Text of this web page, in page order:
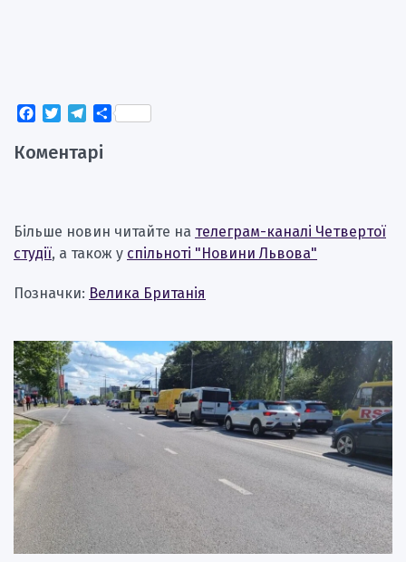
Facebook
TwitterTelegram
Поділитися
Коментарі
Більше новин читайте на телеграм-каналі Четвертої
студії, а також у спільноті "Новини Львова"
Позначки: Велика Британія